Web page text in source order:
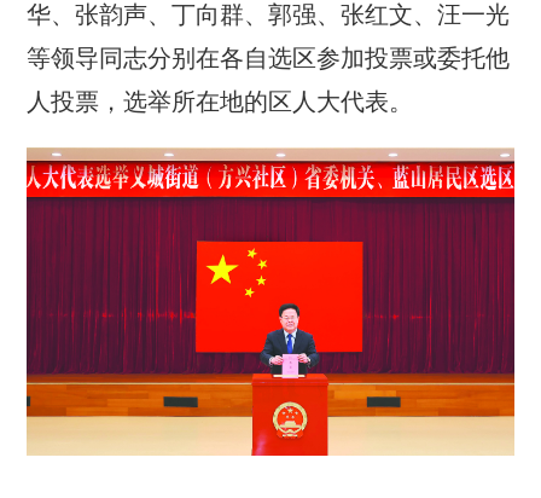
华、张韵声、丁向群、郭强、张红文、汪一光
等领导同志分别在各自选区参加投票或委托他
人投票，选举所在地的区人大代表。